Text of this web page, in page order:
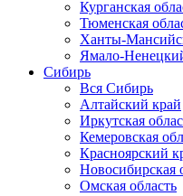
Курганская
Тюменская
Ханты-
Ямало-
Сибирь
Вся Сибирь
Алтайский край
Иркутская
Кемеровская
Красноярский
Новосибирская
Омская область